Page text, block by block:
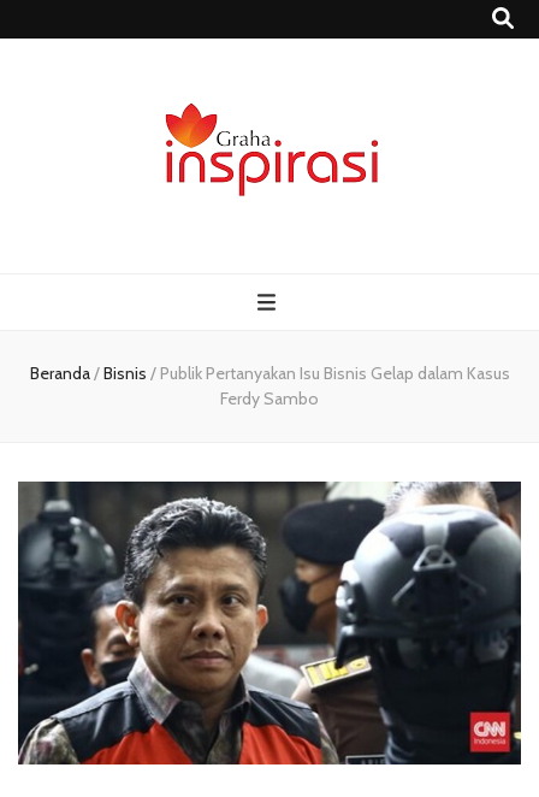
– Media
Informasi
Beranda/Bisnis / Publik Pertanyakan Isu Bisnis Gelap dalam Kasus
Ferdy Sambo